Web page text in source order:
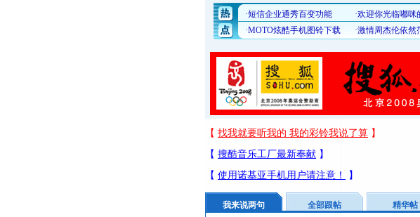
我来说两句 全部跟帖 精华帖